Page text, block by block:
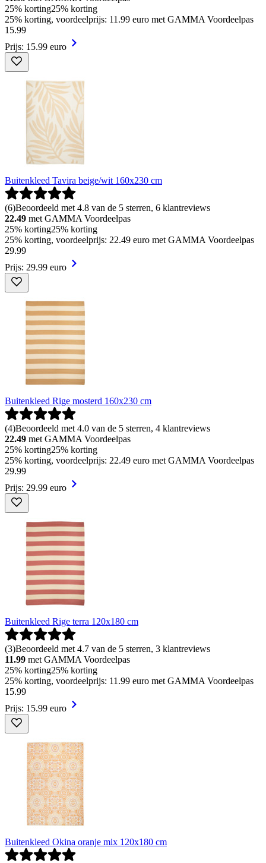
25% korting25% korting
25% korting, voordeelprijs: 11.99 euro met GAMMA Voordeelpas
15.99
Prijs: 15.99 euro
Buitenkleed Tavira beige/wit 160x230 cm
(6)Beoordeeld met 4.8 van de 5 sterren, 6 klantreviews
22.49 met GAMMA Voordeelpas
25% korting25% korting
25% korting, voordeelprijs: 22.49 euro met GAMMA Voordeelpas
29.99
Prijs: 29.99 euro
Buitenkleed Rige mosterd 160x230 cm
(4)Beoordeeld met 4.0 van de 5 sterren, 4 klantreviews
22.49 met GAMMA Voordeelpas
25% korting25% korting
25% korting, voordeelprijs: 22.49 euro met GAMMA Voordeelpas
29.99
Prijs: 29.99 euro
Buitenkleed Rige terra 120x180 cm
(3)Beoordeeld met 4.7 van de 5 sterren, 3 klantreviews
11.99 met GAMMA Voordeelpas
25% korting25% korting
25% korting, voordeelprijs: 11.99 euro met GAMMA Voordeelpas
15.99
Prijs: 15.99 euro
Buitenkleed Okina oranje mix 120x180 cm